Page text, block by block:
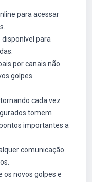
para acessar
para
por canais não
golpes.
cada vez
tomem
importantes a
comunicação
os novos golpes e